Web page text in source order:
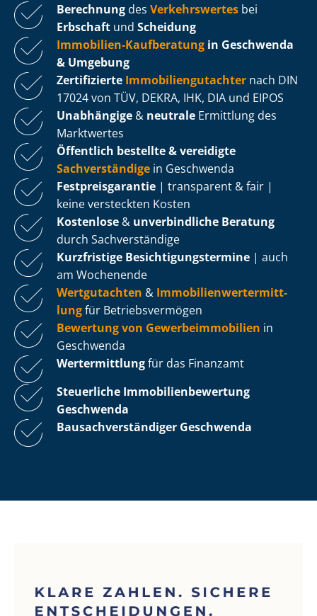
Berechnung des Verkehrswertes bei
Erbschaft und Scheidung
Immobilien-Kaufberatung in Geschwenda
& Umgebung
Zertifizierte Im­mo­bi­li­en­gut­ach­ter nach DIN
17024 von TÜV, DEKRA, IHK, DIA und EIPOS
Unabhängige & neutrale Ermittlung des
Marktwertes
Öffentlich bestellte & vereidigte
Sachverständige in Geschwenda
Fest­preis­ga­ran­tie | transparent & fair |
keine versteckten Kosten
Kostenlose & unverbindliche Beratung
durch Sachverständige
Kurzfristige Be­sich­ti­gungs­ter­mi­ne | auch
am Wochenende
Wertgutachten & Im­mo­bi­li­en­wert­ermitt­
lungfür Be­triebs­ver­mö­gen
Bewertung von Ge­wer­be­im­mo­bi­li­en in
Geschwenda
Wertermittlungfür das Finanzamt
Steuerliche Im­mo­bi­li­en­be­wer­tung
Geschwenda
Bau­sach­ver­stän­di­ger Geschwenda